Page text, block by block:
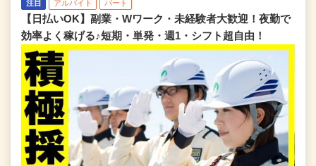
注目 アルバイト パート
【日払いOK】副業・Wワーク・未経験者大歓迎！夜勤で
効率よく稼げる♪短期・単発・週1・シフト超自由！